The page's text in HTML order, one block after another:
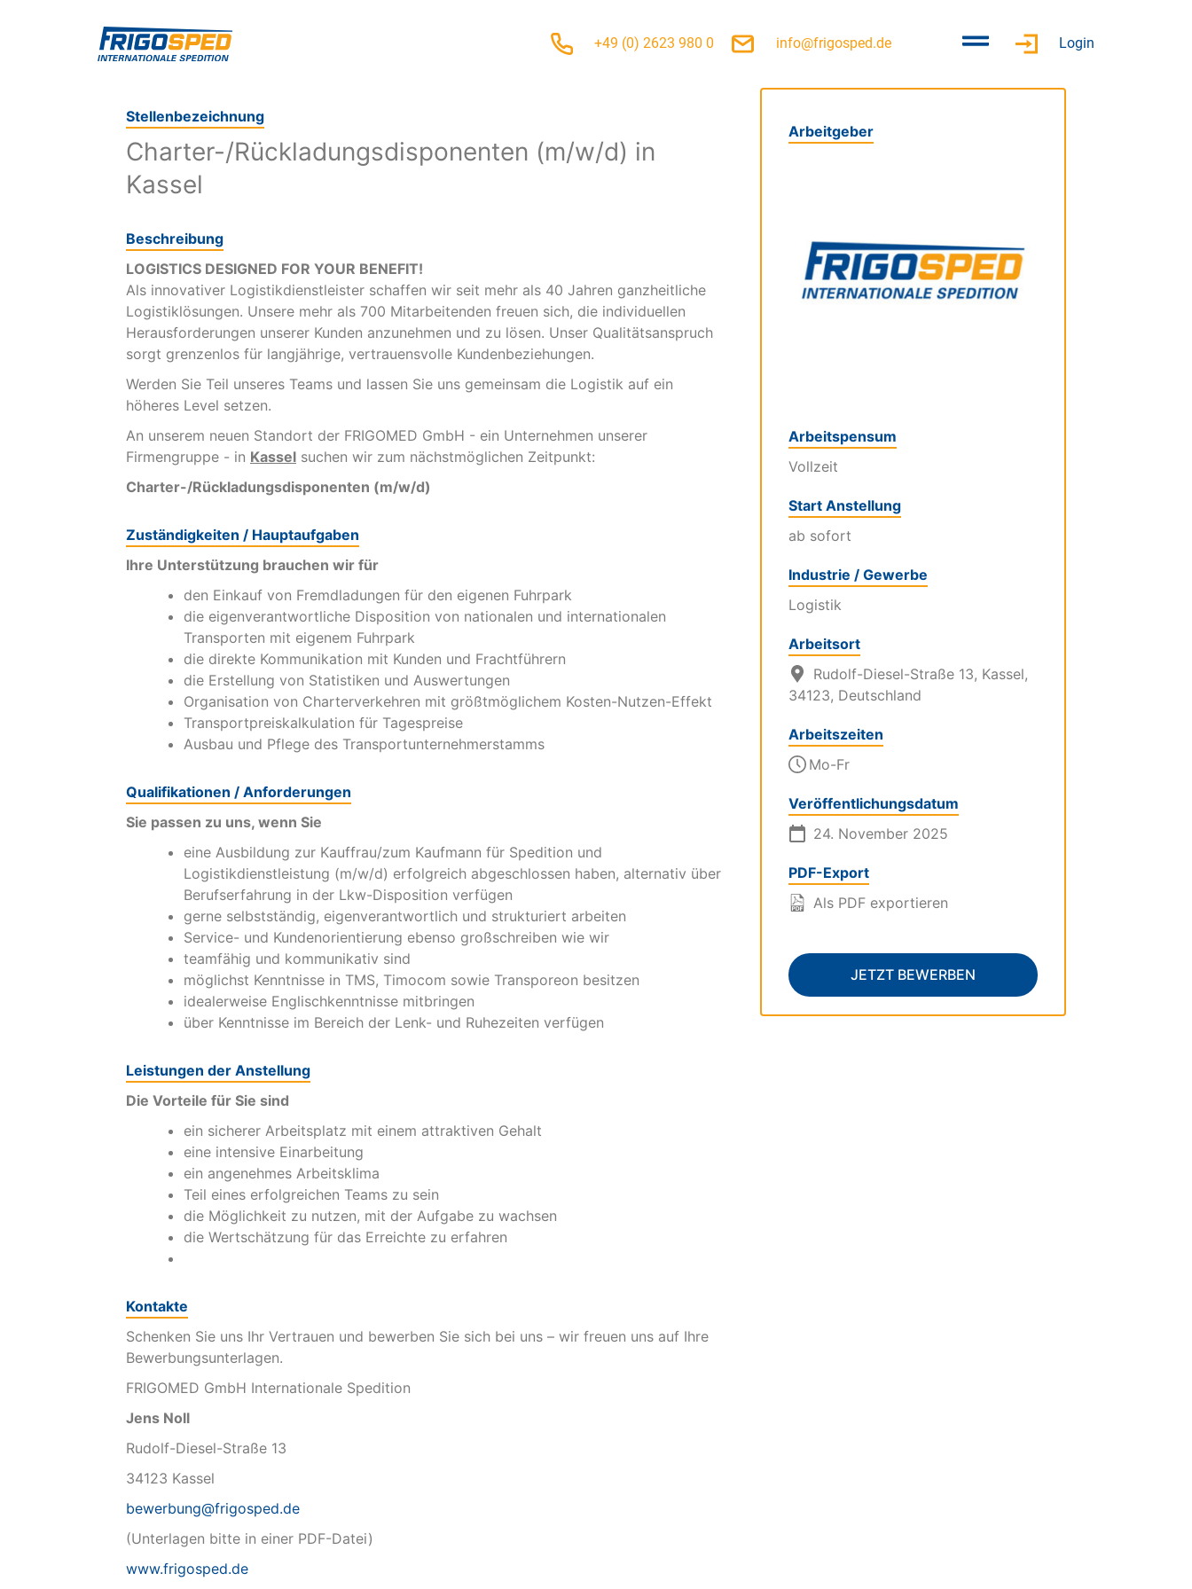
+49 (0) 2623 980 0 info@frigosped.de Login
Stellenbezeichnung
Charter-/Rückladungsdisponenten (m/w/d) in
Kassel
Beschreibung
LOGISTICS DESIGNED FOR YOUR BENEFIT!
Als innovativer Logistikdienstleister schaffen wir seit mehr als 40 Jahren ganzheitliche
Logistiklösungen. Unsere mehr als 700 Mitarbeitenden freuen sich, die individuellen
Herausforderungen unserer Kunden anzunehmen und zu lösen. Unser Qualitätsanspruch
sorgt grenzenlos für langjährige, vertrauensvolle Kundenbeziehungen.
Werden Sie Teil unseres Teams und lassen Sie uns gemeinsam die Logistik auf ein
höheres Level setzen.
An unserem neuen Standort der FRIGOMED GmbH - ein Unternehmen unserer
Firmengruppe - in Kassel suchen wir zum nächstmöglichen Zeitpunkt:
Charter-/Rückladungsdisponenten (m/w/d)
Zuständigkeiten / Hauptaufgaben
Ihre Unterstützung brauchen wir für
den Einkauf von Fremdladungen für den eigenen Fuhrpark
die eigenverantwortliche Disposition von nationalen und internationalen
Transporten mit eigenem Fuhrpark
die direkte Kommunikation mit Kunden und Frachtführern
die Erstellung von Statistiken und Auswertungen
Organisation von Charterverkehren mit größtmöglichem Kosten-Nutzen-Effekt
Transportpreiskalkulation für Tagespreise
Ausbau und Pflege des Transportunternehmerstamms
Qualifikationen / Anforderungen
Sie passen zu uns, wenn Sie
eine Ausbildung zur Kauffrau/zum Kaufmann für Spedition und
Logistikdienstleistung (m/w/d) erfolgreich abgeschlossen haben, alternativ über
Berufserfahrung in der Lkw-Disposition verfügen
gerne selbstständig, eigenverantwortlich und strukturiert arbeiten
Service- und Kundenorientierung ebenso großschreiben wie wir
teamfähig und kommunikativ sind
möglichst Kenntnisse in TMS, Timocom sowie Transporeon besitzen
idealerweise Englischkenntnisse mitbringen
über Kenntnisse im Bereich der Lenk- und Ruhezeiten verfügen
Leistungen der Anstellung
Die Vorteile für Sie sind
ein sicherer Arbeitsplatz mit einem attraktiven Gehalt
eine intensive Einarbeitung
ein angenehmes Arbeitsklima
Teil eines erfolgreichen Teams zu sein
die Möglichkeit zu nutzen, mit der Aufgabe zu wachsen
die Wertschätzung für das Erreichte zu erfahren
Kontakte
Schenken Sie uns Ihr Vertrauen und bewerben Sie sich bei uns – wir freuen uns auf Ihre
Bewerbungsunterlagen.
FRIGOMED GmbH Internationale Spedition
Jens Noll
Rudolf-Diesel-Straße 13
34123 Kassel
bewerbung@frigosped.de
(Unterlagen bitte in einer PDF-Datei)
www.frigosped.de
Arbeitgeber
Arbeitspensum
Vollzeit
Start Anstellung
ab sofort
Industrie / Gewerbe
Logistik
Arbeitsort
Rudolf-Diesel-Straße 13, Kassel,
34123, Deutschland
Arbeitszeiten
Mo-Fr
Veröffentlichungsdatum
24. November 2025
PDF-Export
Als PDF exportieren
JETZT BEWERBEN